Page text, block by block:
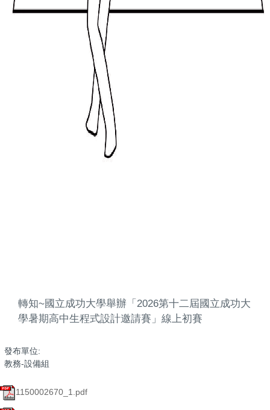
轉知~國立成功大學舉辦「2026第十二屆國立成功大
學暑期高中生程式設計邀請賽」線上初賽
發布單位:
教務-設備組
1150002670_1.pdf